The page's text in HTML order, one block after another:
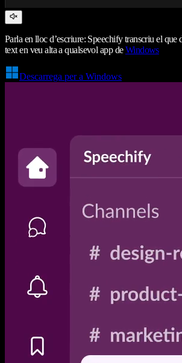
Parla en lloc d’escriure: Speechify transcriu el que
text en veu alta a qualsevol app deWindows
Descarrega per a Windows